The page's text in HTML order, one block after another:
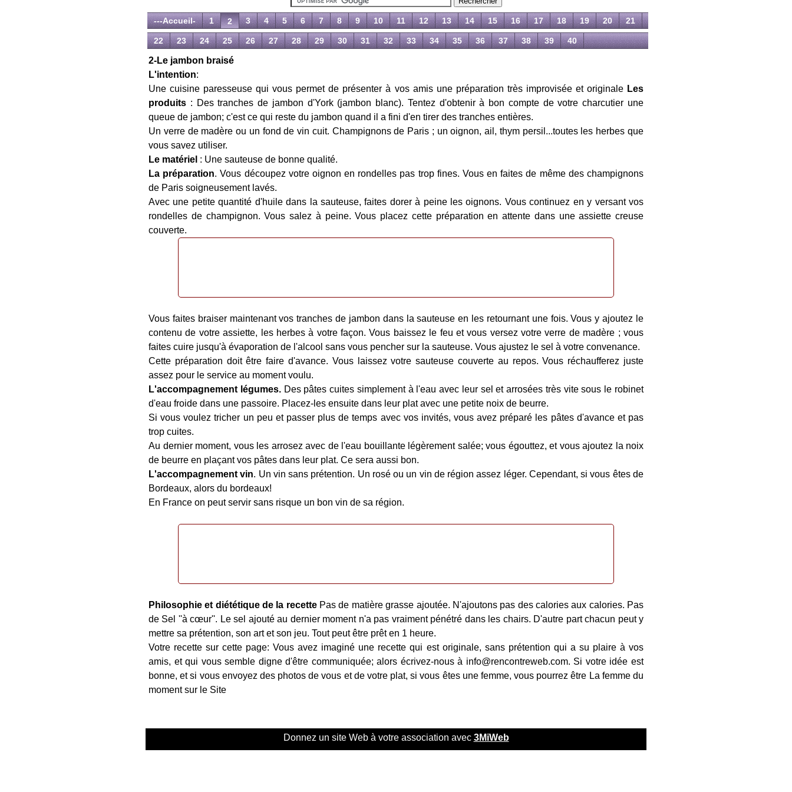
---Accueil- 1 2 3 4 5 6 7 8 9 10 11 12 13 14 15 16 17 18 19 20 21
22 23 24 25 26 27 28 29 30 31 32 33 34 35 36 37 38 39 40
2-Le jambon braisé
L'intention:
Une cuisine paresseuse qui vous permet de présenter à vos amis une préparation très improvisée et originale Les
produits : Des tranches de jambon d'York (jambon blanc). Tentez d'obtenir à bon compte de votre charcutier une
queue de jambon; c'est ce qui reste du jambon quand il a fini d'en tirer des tranches entières.
Un verre de madère ou un fond de vin cuit. Champignons de Paris ; un oignon, ail, thym persil...toutes les herbes que
vous savez utiliser.
Le matériel : Une sauteuse de bonne qualité.
La préparation. Vous découpez votre oignon en rondelles pas trop fines. Vous en faites de même des champignons
de Paris soigneusement lavés.
Avec une petite quantité d'huile dans la sauteuse, faites dorer à peine les oignons. Vous continuez en y versant vos
rondelles de champignon. Vous salez à peine. Vous placez cette préparation en attente dans une assiette creuse
couverte.
Vous faites braiser maintenant vos tranches de jambon dans la sauteuse en les retournant une fois. Vous y ajoutez le
contenu de votre assiette, les herbes à votre façon. Vous baissez le feu et vous versez votre verre de madère ; vous
faites cuire jusqu'à évaporation de l'alcool sans vous pencher sur la sauteuse. Vous ajustez le sel à votre convenance.
Cette préparation doit être faire d'avance. Vous laissez votre sauteuse couverte au repos. Vous réchaufferez juste
assez pour le service au moment voulu.
L'accompagnement légumes.Des pâtes cuites simplement à l'eau avec leur sel et arrosées très vite sous le robinet
d'eau froide dans une passoire. Placez-les ensuite dans leur plat avec une petite noix de beurre.
Si vous voulez tricher un peu et passer plus de temps avec vos invités, vous avez préparé les pâtes d'avance et pas
trop cuites.
Au dernier moment, vous les arrosez avec de l'eau bouillante légèrement salée; vous égouttez, et vous ajoutez la noix
de beurre en plaçant vos pâtes dans leur plat. Ce sera aussi bon.
L'accompagnement vin. Un vin sans prétention. Un rosé ou un vin de région assez léger. Cependant, si vous êtes de
Bordeaux, alors du bordeaux!
En France on peut servir sans risque un bon vin de sa région.
Philosophie et diététique de la recette Pas de matière grasse ajoutée. N'ajoutons pas des calories aux calories. Pas
de Sel ''à cœur''. Le sel ajouté au dernier moment n'a pas vraiment pénétré dans les chairs. D'autre part chacun peut y
mettre sa prétention, son art et son jeu. Tout peut être prêt en 1 heure.
Votre recette sur cette page: Vous avez imaginé une recette qui est originale, sans prétention qui a su plaire à vos
amis, et qui vous semble digne d'être communiquée; alors écrivez-nous à info@rencontreweb.com. Si votre idée est
bonne, et si vous envoyez des photos de vous et de votre plat, si vous êtes une femme, vous pourrez être La femme du
moment sur le Site
Donnez un site Web à votre association avec 3MiWeb